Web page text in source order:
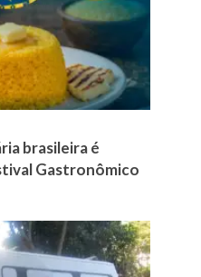
brasileira é
Gastronômico